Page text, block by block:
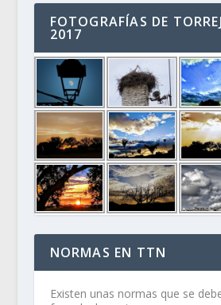
FOTOGRAFÍAS DE
2017
NORMAS EN TTN
Existen unas normas que se